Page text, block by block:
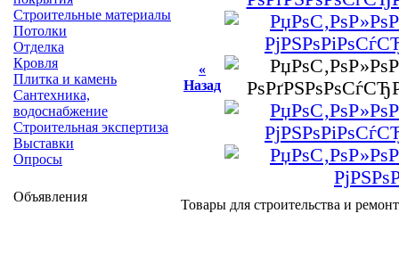
Строительные материалы
Потолки
Отделка
Кровля
Плитка и камень
Сантехника,
водоснабжение
Строительная экспертиза
Выставки
Опросы
Объявления
«
Назад
Товары для строительства и